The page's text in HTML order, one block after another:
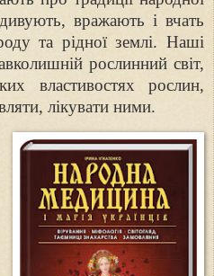
вражають і вчать
та рідної землі. Наші
рослинний світ,
властивостях рослин,
лікувати ними.